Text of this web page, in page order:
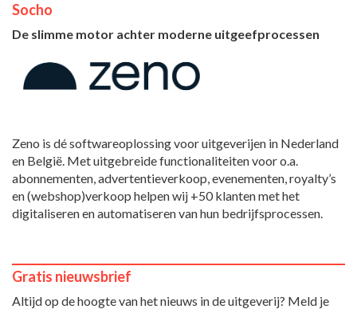
Socho
De slimme motor achter moderne uitgeefprocessen
Zeno is dé softwareoplossing voor uitgeverijen in Nederland
en België. Met uitgebreide functionaliteiten voor o.a.
abonnementen, advertentieverkoop, evenementen, royalty’s
en (webshop)verkoop helpen wij +50 klanten met het
digitaliseren en automatiseren van hun bedrijfsprocessen.
Gratis nieuwsbrief
Altijd op de hoogte van het nieuws in de uitgeverij? Meld je